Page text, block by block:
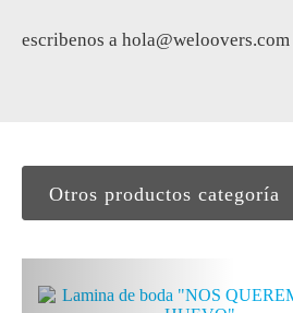
escribenos a hola@weloovers.com
Otros productos categoría